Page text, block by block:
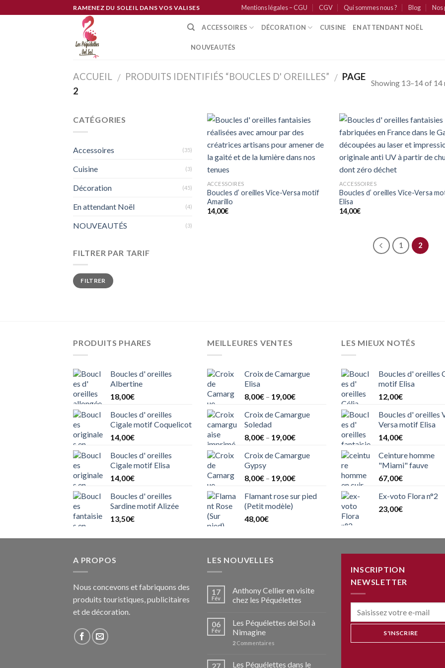
to
RAMENEZ DU SOLEIL DANS VOS VALISES Mentions légales – CGU CGV Qui sommes nous ? Blog Nos
ACCESSOIRES DÉCORATION CUISINE EN ATTENDANT NOËL
NOUVEAUTÉS
ACCUEIL / PRODUITS IDENTIFIÉS “BOUCLES D' OREILLES” / PAGE
2
Showing 13–14 of 14
CATÉGORIES
Accessoires (35)
Cuisine (3)
Décoration (45)
En attendant Noël (4)
NOUVEAUTÉS (3)
FILTRER PAR TARIF
FILTRER
à mes
de
ACCESSOIRES
Boucles d’ oreilles Vice-Versa motif
Amarillo
14,00€
à
ACCESSOIRES
Boucles d’ oreilles Vice-Versa
Elisa
14,00€
1 2
PRODUITS PHARES
Boucles d' oreilles
Albertine
18,00€
Boucles d' oreilles
Cigale motif Coquelicot
14,00€
Boucles d' oreilles
Cigale motif Elisa
14,00€
Boucles d' oreilles
Sardine motif Alizée
13,50€
MEILLEURES VENTES
Croix de Camargue
Elisa
8,00€ – 19,00€
Croix de Camargue
Soledad
8,00€ – 19,00€
Croix de Camargue
Gypsy
8,00€ – 19,00€
Flamant rose sur pied
(Petit modèle)
48,00€
LES MIEUX NOTÉS
Boucles d' oreilles
motif Elisa
12,00€
Boucles d' oreilles
Versa motif Elisa
14,00€
Ceinture homme
"Miami" fauve
67,00€
Ex-voto Flora n°2
23,00€
A PROPOS
Nous concevons et fabriquons des
produits touristiques, publicitaires
et de décoration.
LES NOUVELLES
17
Fév
Anthony Cellier en visite
chez les Péquélettes
06
Fév
Les Péquélettes del Sol à
Nimagine
2 Commentaires
27 Les Péquélettes dans le
INSCRIPTION
NEWSLETTER